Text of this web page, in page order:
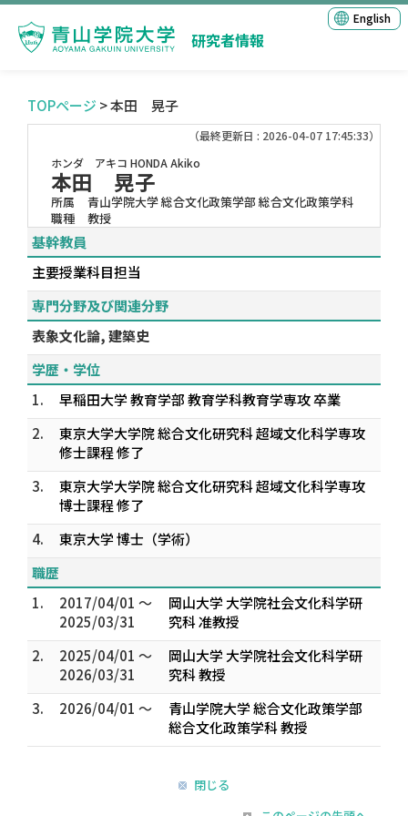
研究者情報
English
TOPページ > 本田 晃子
（最終更新日 : 2026-04-07 17:45:33）
ホンダ アキコ HONDA Akiko
本田 晃子
所属
青山学院大学 総合文化政策学部 総合文化政策学科
職種
教授
基幹教員
主要授業科目担当
専門分野及び関連分野
表象文化論, 建築史
学歴・学位
1.
早稲田大学 教育学部 教育学科教育学専攻 卒業
2.
東京大学大学院 総合文化研究科 超域文化科学専攻
修士課程 修了
3.
東京大学大学院 総合文化研究科 超域文化科学専攻
博士課程 修了
4.
東京大学 博士（学術）
職歴
1.
2017/04/01 ～
2025/03/31
岡山大学 大学院社会文化科学研
究科 准教授
2.
2025/04/01 ～
2026/03/31
岡山大学 大学院社会文化科学研
究科 教授
3.
2026/04/01 ～
青山学院大学 総合文化政策学部
総合文化政策学科 教授
閉じる